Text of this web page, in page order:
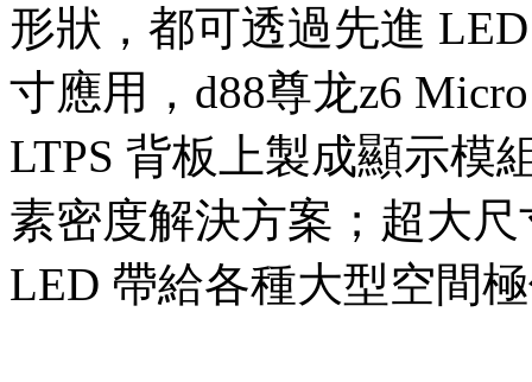
形狀，都可透過先進
寸應用，d88尊龙z6
LTPS 背板上製成顯示模
素密度解決方案；超大
LED 帶給各種大型空間